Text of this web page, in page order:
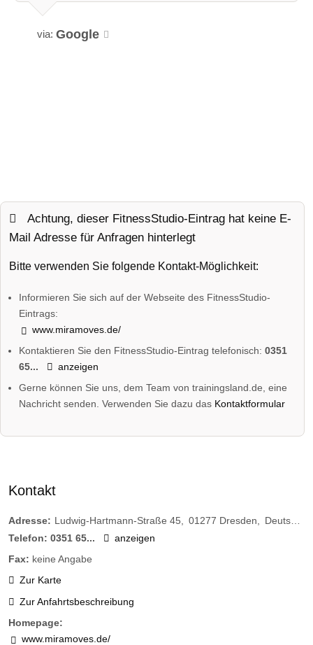
via: Google
Achtung, dieser FitnessStudio-Eintrag hat keine E-
Mail Adresse für Anfragen hinterlegt
Bitte verwenden Sie folgende Kontakt-Möglichkeit:
Informieren Sie sich auf der Webseite des FitnessStudio-
Eintrags:
www.miramoves.de/
Kontaktieren Sie den FitnessStudio-Eintrag telefonisch:0351
65...
anzeigen
Gerne können Sie uns, dem Team von trainingsland.de, eine
Nachricht senden. Verwenden Sie dazu das Kontaktformular
Kontakt
Adresse: Ludwig-Hartmann-Straße 45 01277 Dresden
Deutschland
Telefon: 0351 65...
anzeigen
Fax: keine Angabe
Zur Karte
Zur Anfahrtsbeschreibung
Homepage:
www.miramoves.de/